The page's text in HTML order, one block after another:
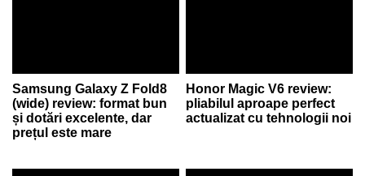
Samsung Galaxy Z Fold8
(wide) review: format bun
și dotări excelente, dar
prețul este mare
Honor Magic V6 review:
pliabilul aproape perfect
actualizat cu tehnologii noi